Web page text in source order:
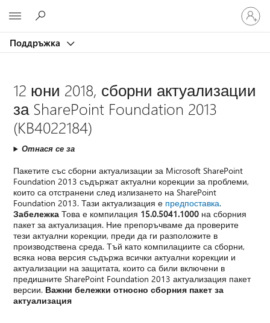
Поддръжка
Влезте
във
вашия
12 юни 2018, сборни актуализации
за SharePoint Foundation 2013
(KB4022184)
Отнася се за
Пакетите със сборни актуализации за Microsoft SharePoint
Foundation 2013 съдържат актуални корекции за проблеми,
които са отстранени след излизането на SharePoint
Foundation 2013. Тази актуализация е предпоставка.
ЗабележкаТова е компилация 15.0.5041.1000 на сборния
пакет за актуализация. Ние препоръчваме да проверите
тези актуални корекции, преди да ги разположите в
производствена среда. Тъй като компилациите са сборни,
всяка нова версия съдържа всички актуални корекции и
актуализации на защитата, които са били включени в
предишните SharePoint Foundation 2013 актуализация пакет
версии. Важни бележки относно сборния пакет за
актуализация